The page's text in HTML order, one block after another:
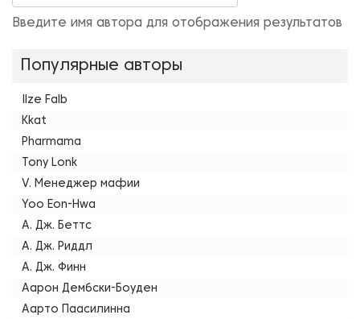
Введите имя автора для отображения результатов
Популярные авторы
Ilze Falb
Kkat
Pharmama
Tony Lonk
V. Менеджер мафии
Yoo Eon-Hwa
А. Дж. Беттс
А. Дж. Риддл
А. Дж. Финн
Аарон Дембски-Боуден
Аарто Паасилинна